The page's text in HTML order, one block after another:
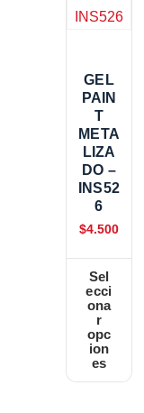
GEL
PAIN
T
META
LIZA
DO –
INS52
6
$4.500
Sel
ecci
ona
r
opc
ion
es